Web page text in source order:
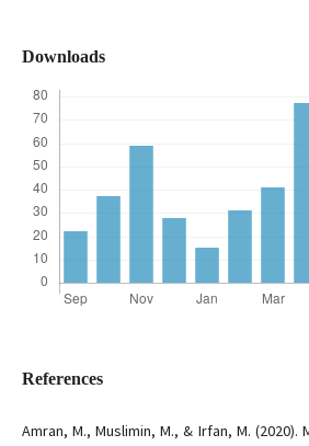
Downloads
References
Amran, M., Muslimin, M., & Irfan, M.